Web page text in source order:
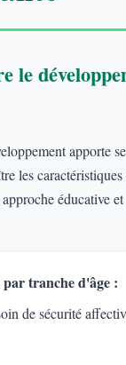
le
apporte
les caractéristiques
éducative
tranche d'âge :
de sécurité